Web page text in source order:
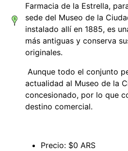
Farmacia de la Estrella,
sede del Museo de la
instalado allí en 1885, es
más antiguas y conserva
originales.
Aunque todo el conjunto
actualidad al Museo de la
concesionado, por lo que
destino comercial.
Precio: $0 ARS